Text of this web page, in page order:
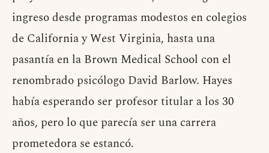
ingreso desde programas modestos en colegios
de California y West Virginia, hasta una
pasantía en la Brown Medical School con el
renombrado psicólogo David Barlow. Hayes
había esperando ser profesor titular a los 30
años, pero lo que parecía ser una carrera
prometedora se estancó.